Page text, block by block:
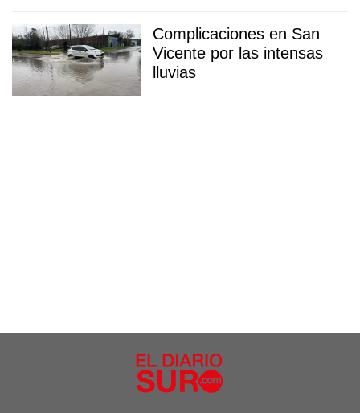
Complicaciones en San
Vicente por las intensas
lluvias